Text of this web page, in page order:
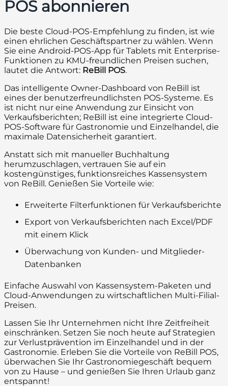
POS abonnieren
Die beste Cloud-POS-Empfehlung zu finden, ist wie
einen ehrlichen Geschäftspartner zu wählen. Wenn
Sie eine Android-POS-App für Tablets mit Enterprise-
Funktionen zu KMU-freundlichen Preisen suchen,
lautet die Antwort: ReBill POS.
Das intelligente Owner-Dashboard von ReBill ist
eines der benutzerfreundlichsten POS-Systeme. Es
ist nicht nur eine Anwendung zur Einsicht von
Verkaufsberichten; ReBill ist eine integrierte Cloud-
POS-Software für Gastronomie und Einzelhandel, die
maximale Datensicherheit garantiert.
Anstatt sich mit manueller Buchhaltung
herumzuschlagen, vertrauen Sie auf ein
kostengünstiges, funktionsreiches Kassensystem
von ReBill. Genießen Sie Vorteile wie:
Erweiterte Filterfunktionen für Verkaufsberichte
Export von Verkaufsberichten nach Excel/PDF
mit einem Klick
Überwachung von Kunden- und Mitglieder-
Datenbanken
Einfache Auswahl von Kassensystem-Paketen und
Cloud-Anwendungen zu wirtschaftlichen Multi-Filial-
Preisen.
Lassen Sie Ihr Unternehmen nicht Ihre Zeitfreiheit
einschränken. Setzen Sie noch heute auf Strategien
zur Verlustprävention im Einzelhandel und in der
Gastronomie. Erleben Sie die Vorteile von ReBill POS,
überwachen Sie Ihr Gastronomiegeschäft bequem
von zu Hause – und genießen Sie Ihren Urlaub ganz
entspannt!